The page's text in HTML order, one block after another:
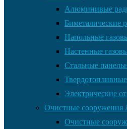
Алюминивые
Биметалические
Напольные
Настенные
Стальные
Электрические
Очистные
Очистные